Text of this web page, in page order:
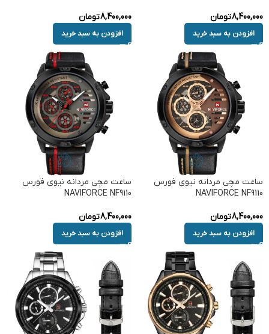
8,400,000تومان
افزودن به سبد خرید
8,400,000تومان
افزودن به سبد خرید
ساعت مچی مردانه نیوی فورس
NAVIFORCE NF9110
8,400,000تومان
افزودن به سبد خرید
ساعت مچی مردانه نیوی فورس
NAVIFORCE NF9110
8,400,000تومان
افزودن به سبد خرید